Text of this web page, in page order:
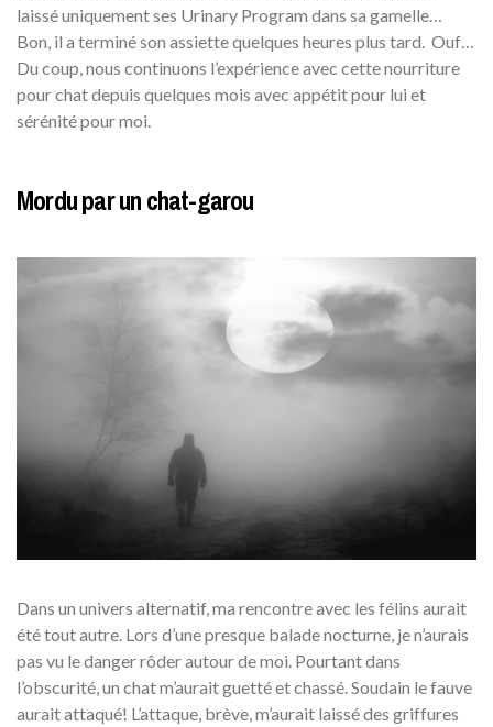
laissé uniquement ses Urinary Program dans sa gamelle…
Bon, il a terminé son assiette quelques heures plus tard. Ouf…
Du coup, nous continuons l’expérience avec cette nourriture
pour chat depuis quelques mois avec appétit pour lui et
sérénité pour moi.
Mordu par un chat-garou
Dans un univers alternatif, ma rencontre avec les félins aurait
été tout autre. Lors d’une presque balade nocturne, je n’aurais
pas vu le danger rôder autour de moi. Pourtant dans
l’obscurité, un chat m’aurait guetté et chassé. Soudain le fauve
aurait attaqué! L’attaque, brève, m’aurait laissé des griffures